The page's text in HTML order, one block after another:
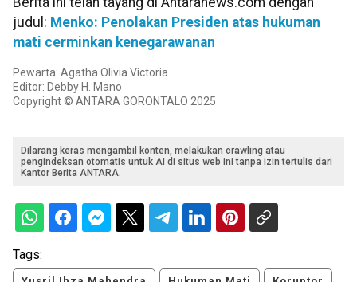
judul: Menko: Penolakan Presiden atas hukuman
mati cerminkan kenegarawanan
Pewarta: Agatha Olivia Victoria
Editor: Debby H. Mano
Copyright © ANTARA GORONTALO 2025
Dilarang keras mengambil konten, melakukan crawling atau
pengindeksan otomatis untuk AI di situs web ini tanpa izin tertulis dari
Kantor Berita ANTARA.
Tags: